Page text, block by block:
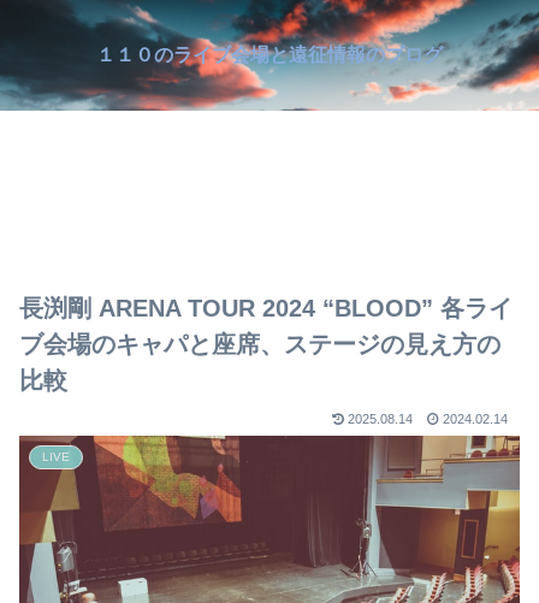
１１０のライブ会場と遠征情報のブログ
長渕剛 ARENA TOUR 2024 “BLOOD” 各ライ
ブ会場のキャパと座席、ステージの見え方の
比較
2025.08.14 2024.02.14
LIVE